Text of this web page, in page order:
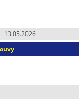
13.05.2026